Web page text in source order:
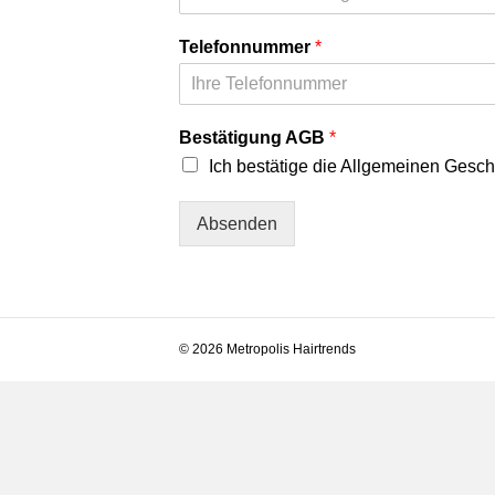
Telefonnummer *
Bestätigung AGB *
Ich bestätige die Allgemeinen
Absenden
© 2026 Metropolis Hairtrends